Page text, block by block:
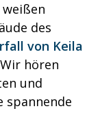
des
von Keila
hören
und
spannende